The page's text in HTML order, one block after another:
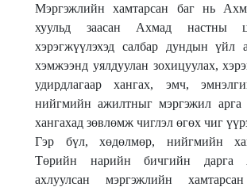
Мэргэжлийн хамтарсан баг нь
хуульд заасан Ахмад настны
хэрэгжүүлэхэд салбар дундын үйл
хэмжээнд уялдуулан зохицуулах,
удирдлагаар хангах, эмч,
нийгмийн ажилтныг мэргэжил арга
хангахад зөвлөмж чиглэл өгөх чиг
Гэр бүл, хөдөлмөр, нийгмийн
Төрийн нарийн бичгийн дарга
ахлуулсан мэргэжлийн